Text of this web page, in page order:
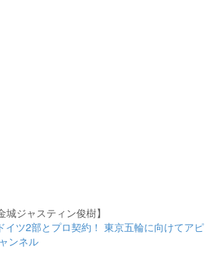
ジャスティン俊樹】
イツ2部とプロ契約！ 東京五輪に向けてアピ
ンネル